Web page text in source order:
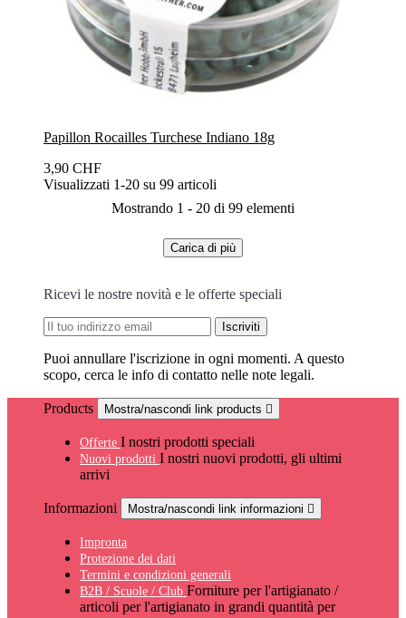
Papillon Rocailles Turchese Indiano 18g
3,90 CHF
Visualizzati 1-20 su 99 articoli
Mostrando 1 - 20 di 99 elementi
Carica di più
Ricevi le nostre novità e le offerte speciali
Puoi annullare l'iscrizione in ogni momenti. A questo
scopo, cerca le info di contatto nelle note legali.
Products Mostra/nascondi link products 
Offerte I nostri prodotti speciali
Nuovi prodotti I nostri nuovi prodotti, gli ultimi
arrivi
Informazioni Mostra/nascondi link informazioni 
Impronta
Protezione dei dati
Termini e condizioni generali
B2B / Scuole / Club Forniture per l'artigianato /
articoli per l'artigianato in grandi quantità per